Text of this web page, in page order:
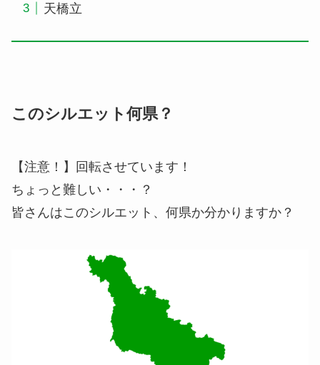
天橋立
このシルエット何県？
【注意！】回転させています！
ちょっと難しい・・・？
皆さんはこのシルエット、何県か分かりますか？